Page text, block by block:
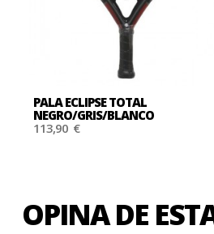
PALA ECLIPSE TOTAL
NEGRO/GRIS/BLANCO
113,90 €
OPINA DE